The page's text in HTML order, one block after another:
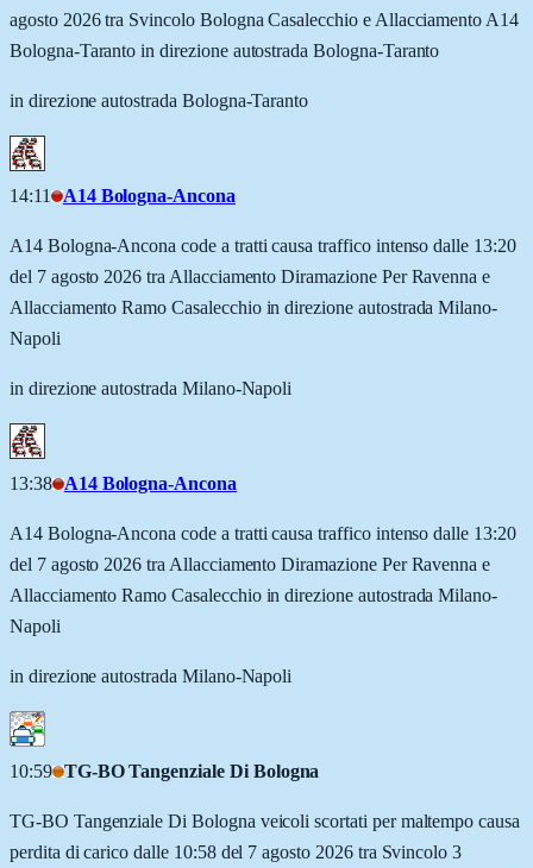
agosto 2026 tra Svincolo Bologna Casalecchio e Allacciamento A14
Bologna-Taranto in direzione autostrada Bologna-Taranto
in direzione autostrada Bologna-Taranto
14:11 A14 Bologna-Ancona
A14 Bologna-Ancona code a tratti causa traffico intenso dalle 13:20
del 7 agosto 2026 tra Allacciamento Diramazione Per Ravenna e
Allacciamento Ramo Casalecchio in direzione autostrada Milano-
Napoli
in direzione autostrada Milano-Napoli
13:38 A14 Bologna-Ancona
A14 Bologna-Ancona code a tratti causa traffico intenso dalle 13:20
del 7 agosto 2026 tra Allacciamento Diramazione Per Ravenna e
Allacciamento Ramo Casalecchio in direzione autostrada Milano-
Napoli
in direzione autostrada Milano-Napoli
10:59 TG-BO Tangenziale Di Bologna
TG-BO Tangenziale Di Bologna veicoli scortati per maltempo causa
perdita di carico dalle 10:58 del 7 agosto 2026 tra Svincolo 3